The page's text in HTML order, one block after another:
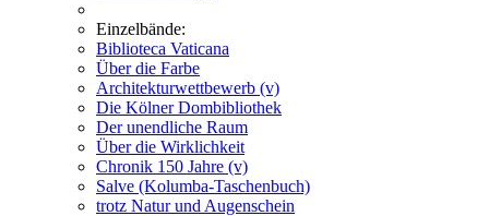
Einzelbände:
Biblioteca Vaticana
Über die Farbe
Architekturwettbewerb (v)
Die Kölner Dombibliothek
Der unendliche Raum
Über die Wirklichkeit
Chronik 150 Jahre (v)
Salve (Kolumba-Taschenbuch)
trotz Natur und Augenschein